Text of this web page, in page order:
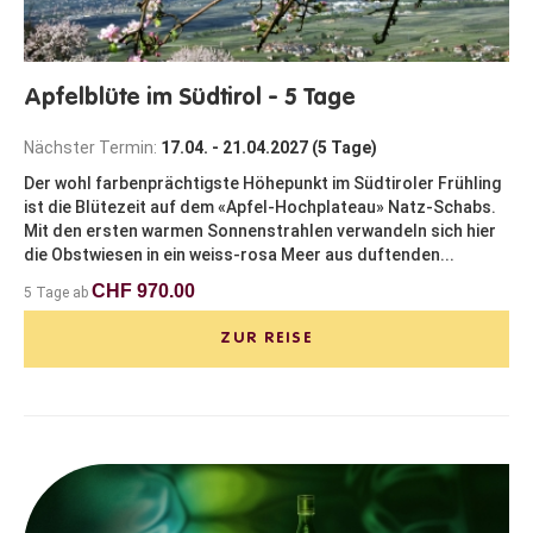
Apfelblüte im Südtirol - 5 Tage
Nächster Termin: 17.04. - 21.04.2027 (5 Tage)
Der wohl farbenprächtigste Höhepunkt im Südtiroler Frühling
ist die Blütezeit auf dem «Apfel-Hochplateau» Natz-Schabs.
Mit den ersten warmen Sonnenstrahlen verwandeln sich hier
die Obstwiesen in ein weiss-rosa Meer aus duftenden...
5 Tage ab CHF 970.00
ZUR REISE